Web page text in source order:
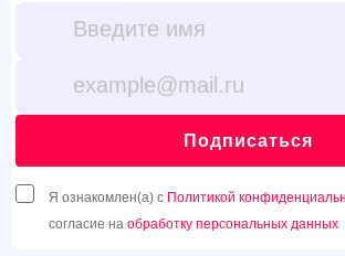
Подписаться
Я ознакомлен(а) с Политикой
согласие на обработку персональных данных